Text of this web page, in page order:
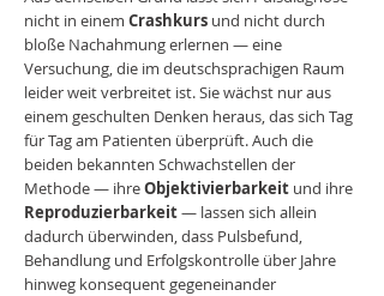
nicht in einem Crashkurs und nicht durch
bloße Nachahmung erlernen — eine
Versuchung, die im deutschsprachigen Raum
leider weit verbreitet ist. Sie wächst nur aus
einem geschulten Denken heraus, das sich Tag
für Tag am Patienten überprüft. Auch die
beiden bekannten Schwachstellen der
Methode — ihreObjektivierbarkeit und ihre
Reproduzierbarkeit— lassen sich allein
dadurch überwinden, dass Pulsbefund,
Behandlung und Erfolgskontrolle über Jahre
hinweg konsequent gegeneinander